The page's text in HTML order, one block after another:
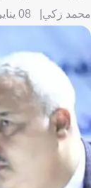
محمد زكي 08 يناير 2026